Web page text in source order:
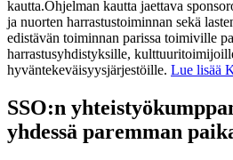
kautta.Ohjelman kautta jaettava
ja nuorten harrastustoiminnan sekä
edistävän toiminnan parissa toimiville
harrastusyhdistyksille,
hyväntekeväisyysjärjestöille. Lue lisää
SSO:n
yhdessä paremman